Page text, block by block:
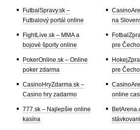
FutbalSpravy.sk –
Futbalový portál online
FightLive.sk – MMA a
bojové športy online
PokerOnline.sk – Online
poker zdarma
CasinoHryZdarma.sk –
Casino hry zadarmo
777.sk – Najlepšie online
kasína
na
pre
pre
online